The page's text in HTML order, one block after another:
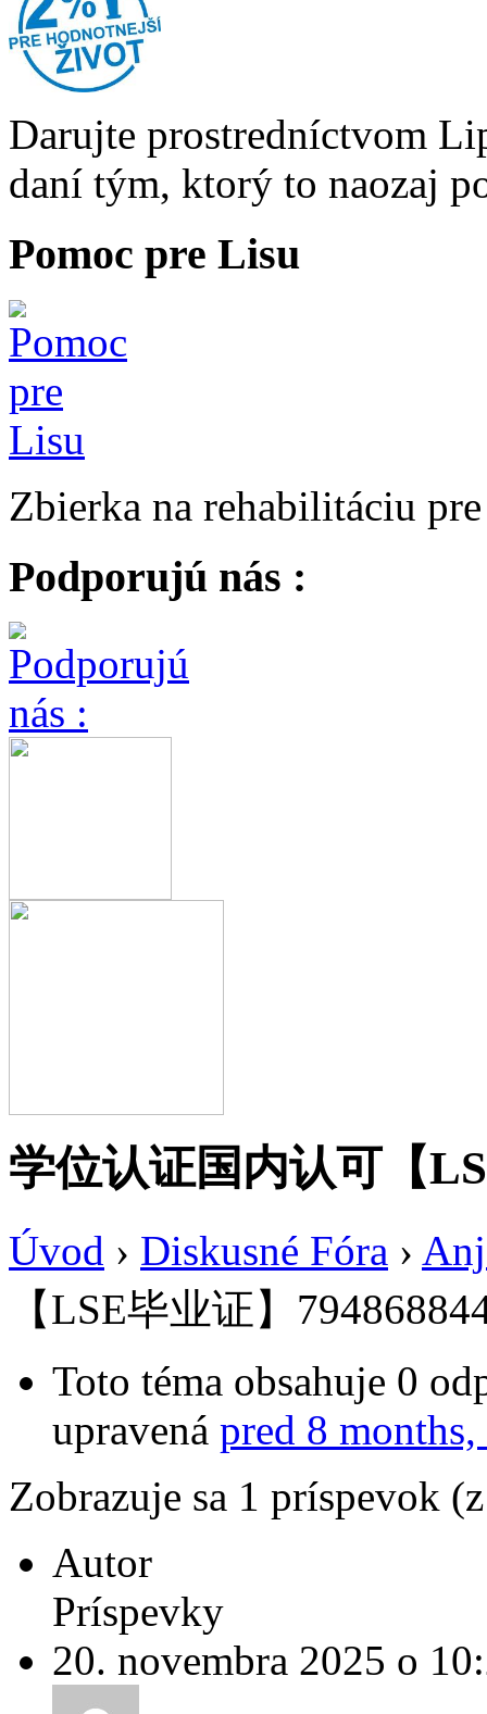
Darujte prostredníctvom
daní tým, ktorý to naozaj
Pomoc pre Lisu
Zbierka na rehabilitáciu
Podporujú nás :
学位认证国内认可【
Úvod › Diskusné Fóra ›
【LSE毕业证】
Toto téma obsahuje 0
upravená pred 8 months,
Zobrazuje sa 1 príspevok
Autor
Príspevky
20. novembra 2025 o